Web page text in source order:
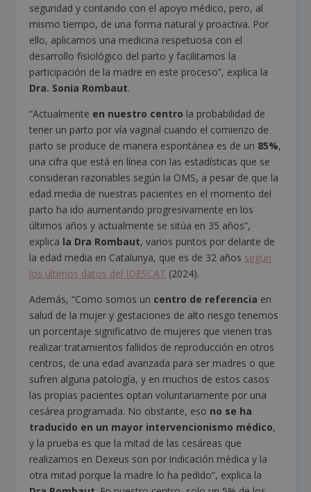
seguridad y contando con el apoyo médico, pero, al
mismo tiempo, de una forma natural y proactiva. Por
ello, aplicamos una medicina respetuosa con el
desarrollo fisiológico del parto y facilitamos la
participación de la madre en este proceso”, explica la
Dra. Sonia Rombaut.
“Actualmente en nuestro centro la probabilidad de
tener un parto por vía vaginal cuando el comienzo de
parto se produce de manera espontánea es de un 85%,
una cifra que está en línea con las estadísticas que se
consideran razonables según la OMS, a pesar de que la
edad media de nuestras pacientes en el momento del
parto ha ido aumentando progresivamente en los
últimos años y actualmente se sitúa en 35 años”,
explica la Dra Rombaut, varios puntos por delante de
la edad media en Catalunya, que es de 32 años según
los últimos datos del IDESCAT (2024).
Además, “Como somos un centro de referencia en
salud de la mujer y gestaciones de alto riesgo tenemos
un porcentaje significativo de mujeres que vienen tras
realizar tratamientos fallidos de reproducción en otros
centros, de una edad avanzada para ser madres o que
sufren alguna patología, y en muchos de estos casos
las propias pacientes optan voluntariamente por una
cesárea programada. No obstante, eso no se ha
traducido en un mayor intervencionismo médico,
y la prueba es que la mitad de las cesáreas que
realizamos en Dexeus son por indicación médica y la
otra mitad porque la madre lo ha pedido”, explica la